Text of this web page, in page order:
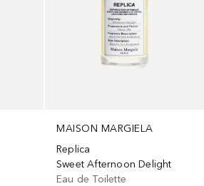
MAISON MARGIELA
Replica
Sweet Afternoon Delight
Eau de Toilette